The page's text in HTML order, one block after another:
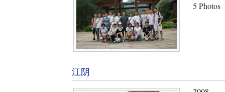
5 Photos
江阴